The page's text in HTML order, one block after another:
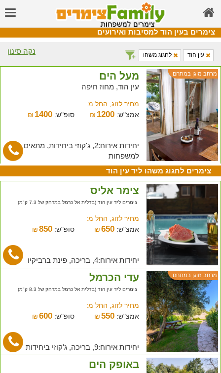
צימרים בעין הוד למסיבות ואירועים
נקה סינון עין הוד לחגוג משהו
מרחב מוגן במתחם מעל הים
עין הוד, מחוז חיפה
מחיר לזוג, החל מ:
אמצ"ש:
₪ 1200 סופ"ש: ₪ 1400
יחידות אירוח:2, ג'קוזי ביחידות, מתאים
למשפחות
צימרים לחגוג משהו ליד עין הוד
צימר אליס
צימרים ליד עין הוד (בדלית אל כרמל במרחק של 7.3 ק"מ)
מחיר לזוג, החל מ:
אמצ"ש:
₪650 סופ"ש: ₪ 850
יחידות אירוח:4, בריכה, פינת ברביקיו
מרחב מוגן במתחם עדי הכרמל
צימרים ליד עין הוד (בדלית אל כרמל במרחק של 8.3 ק"מ)
מחיר לזוג, החל מ:
אמצ"ש:
₪550 סופ"ש: ₪ 600
יחידות אירוח:9, בריכה, ג'קוזי ביחידות
באופק הים